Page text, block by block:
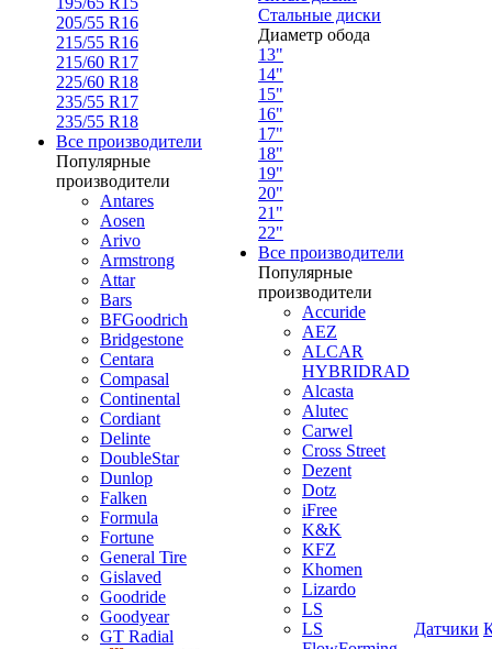
205/55 R16
215/55 R16
215/60 R17
225/60 R18
235/55 R17
235/55 R18
Все производители
Популярные
производители
Antares
Aosen
Arivo
Armstrong
Attar
Bars
BFGoodrich
Bridgestone
Centara
Compasal
Continental
Cordiant
Delinte
DoubleStar
Dunlop
Falken
Formula
Fortune
General Tire
Gislaved
Goodride
Goodyear
GT Radial
Стальные диски
Диаметр обода
13"
14"
15"
16"
17"
18"
19"
20"
21"
22"
Все производители
Популярные
производители
Accuride
AEZ
ALCAR
HYBRIDRAD
Alcasta
Alutec
Carwel
Cross Street
Dezent
Dotz
iFree
K&K
KFZ
Khomen
Lizardo
LS
LS
Датчики